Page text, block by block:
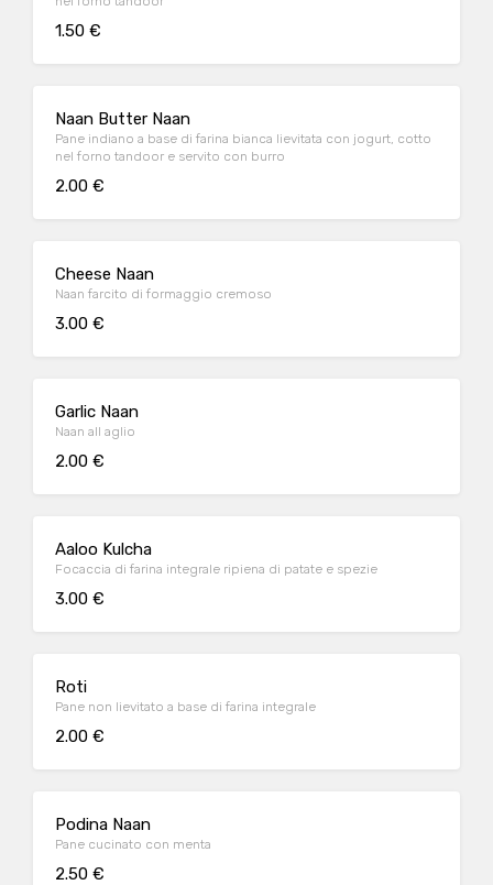
1.50 €
Naan Butter Naan
Pane indiano a base di farina bianca lievitata con jogurt, cotto
nel forno tandoor e servito con burro
2.00 €
Cheese Naan
Naan farcito di formaggio cremoso
3.00 €
Garlic Naan
Naan all aglio
2.00 €
Aaloo Kulcha
Focaccia di farina integrale ripiena di patate e spezie
3.00 €
Roti
Pane non lievitato a base di farina integrale
2.00 €
Podina Naan
Pane cucinato con menta
2.50 €